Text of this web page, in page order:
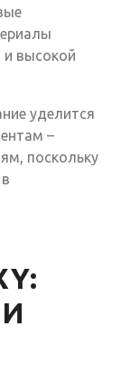
и высокой
уделится
–
поскольку